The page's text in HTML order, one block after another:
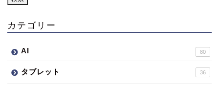
カテゴリー
AI 80
タブレット 36